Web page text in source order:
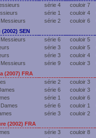
série 4 couloir 7
série 1 couloir 4
série 2 couloir 6
SEN
série 6 couloir 5
série 3 couloir 5
série 3 couloir 4
série 9 couloir 3
(2007) FRA
série 2 couloir 3
série 6 couloir 3
série 1 couloir 6
série 6 couloir 1
série 3 couloir 2
(2002) FRA
série 3 couloir 8